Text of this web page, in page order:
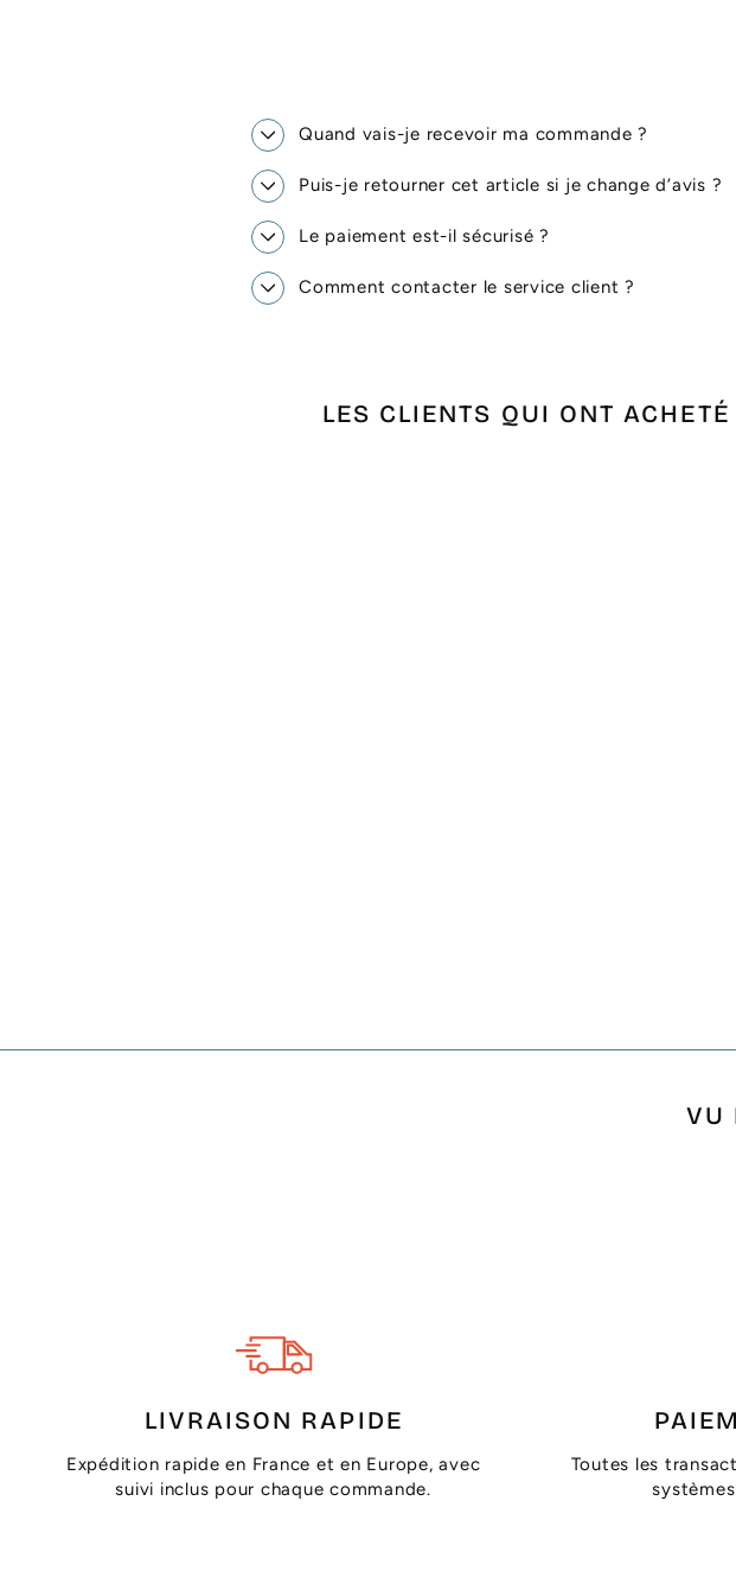
Quand vais-je recevoir ma commande ?
Puis-je retourner cet article si je change d’avis ?
Le paiement est-il sécurisé ?
Comment contacter le service client ?
LES CLIENTS QUI ONT
VU
LIVRAISON RAPIDE
Expédition rapide en France et en Europe, avec
suivi inclus pour chaque commande.
Toutes les